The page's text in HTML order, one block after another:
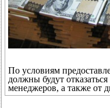
По условиям
должны будут
менеджеров, а также от